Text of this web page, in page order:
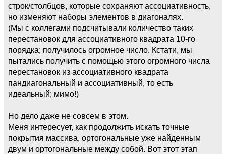
строк/столбцов, которые сохраняют ассоциативность,
но изменяют наборы элементов в диагоналях.
(Мы с коллегами подсчитывали количество таких
перестановок для ассоциативного квадрата 10-го
порядка; получилось огромное число. Кстати, мы
пытались получить с помощью этого огромного числа
перестановок из ассоциативного квадрата
пандиагональный и ассоциативный, то есть
идеальный; мимо!)
Но дело даже не совсем в этом.
Меня интересует, как продолжить искать точные
покрытия массива, ортогональные уже найденным
двум и ортогональные между собой. Вот этот этап